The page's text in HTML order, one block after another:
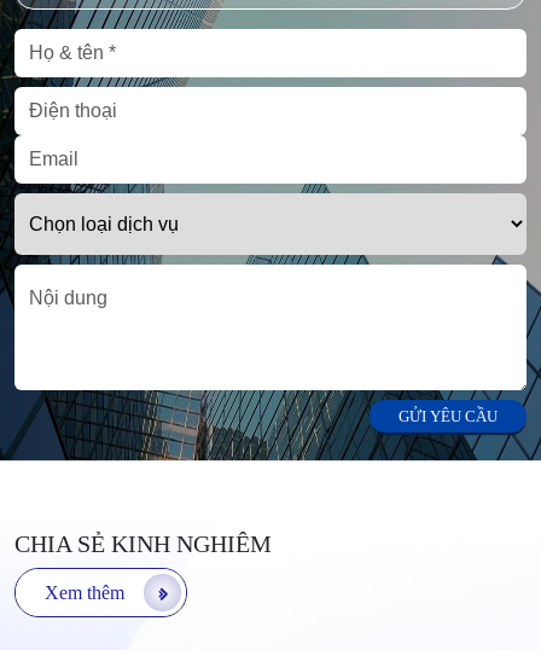
GỬI YÊU CẦU
CHIA SẺ KINH NGHIÊM
Xem thêm